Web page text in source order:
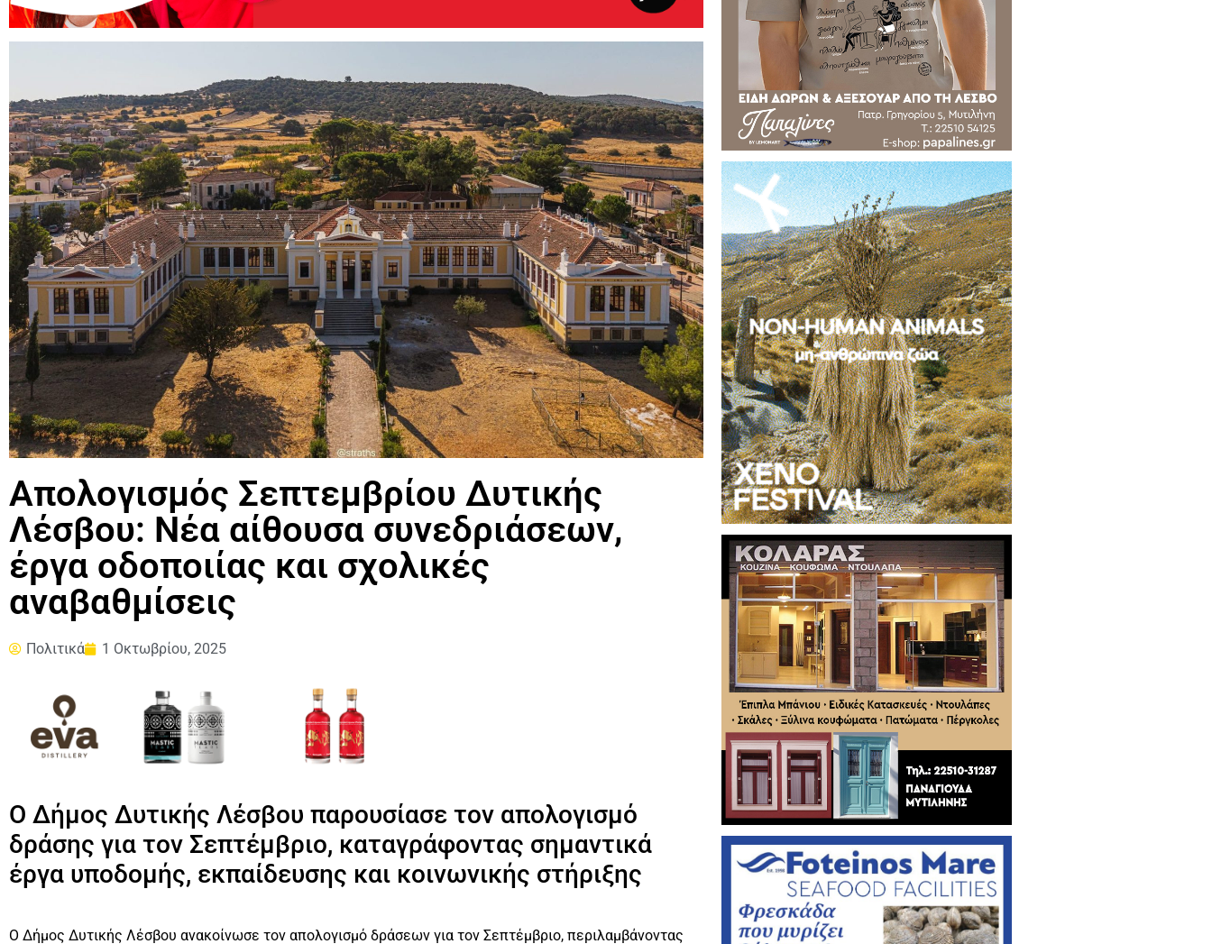
Απολογισμός Σεπτεμβρίου Δυτικής
Λέσβου: Νέα αίθουσα συνεδριάσεων,
έργα οδοποιίας και σχολικές
αναβαθμίσεις
Πολιτικά 1 Οκτωβρίου, 2025
Ο Δήμος Δυτικής Λέσβου παρουσίασε τον απολογισμό
δράσης για τον Σεπτέμβριο, καταγράφοντας σημαντικά
έργα υποδομής, εκπαίδευσης και κοινωνικής στήριξης
Ο Δήμος Δυτικής Λέσβου ανακοίνωσε τον απολογισμό δράσεων για τον Σεπτέμβριο, περιλαμβάνοντας